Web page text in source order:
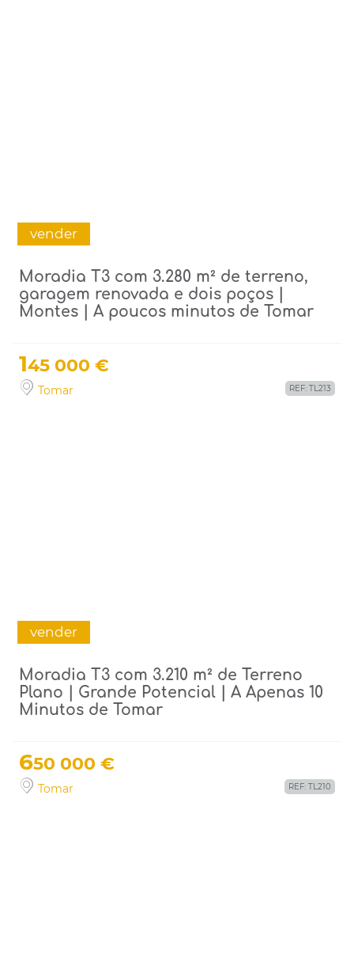
vender
Moradia T3 com 3.280 m² de terreno,
garagem renovada e dois poços |
Montes | A poucos minutos de Tomar
145 000 €
Tomar REF: TL213
vender
Moradia T3 com 3.210 m² de Terreno
Plano | Grande Potencial | A Apenas 10
Minutos de Tomar
650 000 €
Tomar REF: TL210